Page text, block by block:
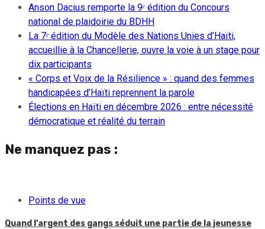
Anson Dacius remporte la 9ᵉ édition du Concours
national de plaidoirie du BDHH
La 7ᵉ édition du Modèle des Nations Unies d’Haïti,
accueillie à la Chancellerie, ouvre la voie à un stage pour
dix participants
« Corps et Voix de la Résilience » : quand des femmes
handicapées d’Haïti reprennent la parole
Élections en Haïti en décembre 2026 : entre nécessité
démocratique et réalité du terrain
Ne manquez pas :
Points de vue
Quand l’argent des gangs séduit une partie de la jeunesse